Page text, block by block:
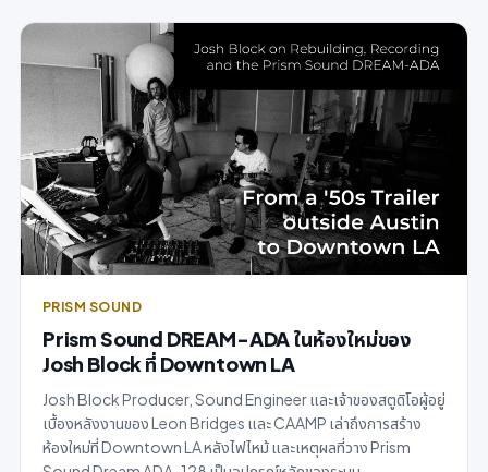
PRISM SOUND
Prism Sound DREAM-ADA ในห้องใหม่ของ
Josh Block ที่ Downtown LA
Josh Block Producer, Sound Engineer และเจ้าของสตูดิโอผู้อยู่
เบื้องหลังงานของ Leon Bridges และ CAAMP เล่าถึงการสร้าง
ห้องใหม่ที่ Downtown LA หลังไฟไหม้ และเหตุผลที่วาง Prism